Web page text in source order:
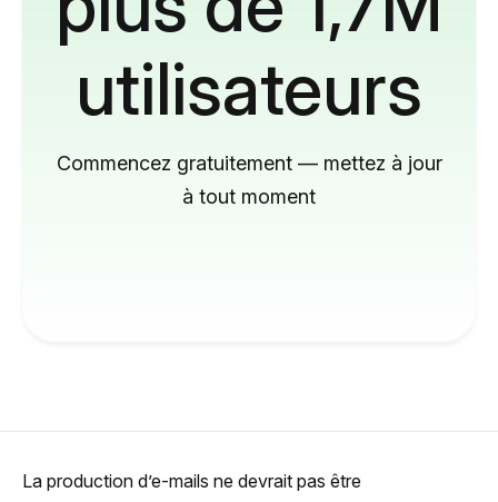
utilisateurs
Commencez gratuitement — mettez à jour
à tout moment
La production d’e-mails ne devrait pas être